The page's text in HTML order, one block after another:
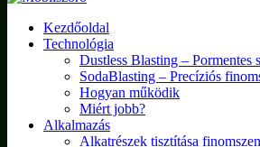
Kezdőoldal
Technológia
Dustless Blasting – Pormentes
SodaBlasting – Precíziós
Hogyan működik
Miért jobb?
Alkalmazás
Alkatrészek tisztítása